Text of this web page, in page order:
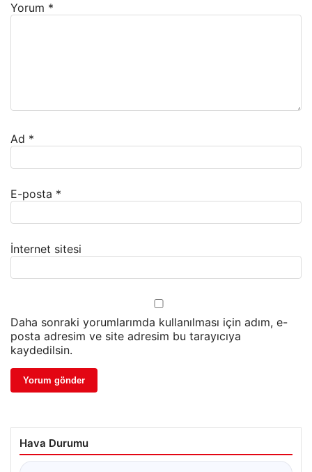
Yorum *
Ad *
E-posta *
İnternet sitesi
Daha sonraki yorumlarımda kullanılması için adım, e-
posta adresim ve site adresim bu tarayıcıya
kaydedilsin.
Hava Durumu